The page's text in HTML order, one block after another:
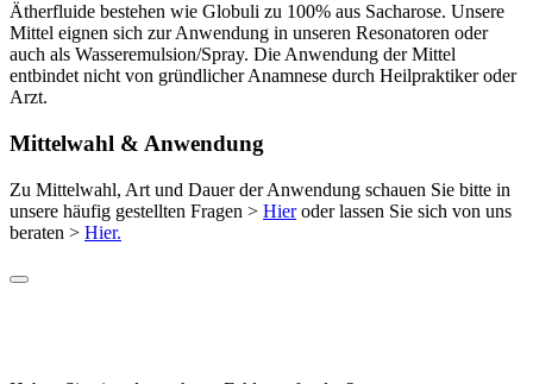
Ätherfluide bestehen wie Globuli zu 100% aus Sacharose. Unsere
Mittel eignen sich zur Anwendung in unseren Resonatoren oder
auch als Wasseremulsion/Spray. Die Anwendung der Mittel
entbindet nicht von gründlicher Anamnese durch Heilpraktiker oder
Arzt.
Mittelwahl & Anwendung
Zu Mittelwahl, Art und Dauer der Anwendung schauen Sie bitte in
unsere häufig gestellten Fragen > Hieroder lassen Sie sich von uns
beraten > Hier.